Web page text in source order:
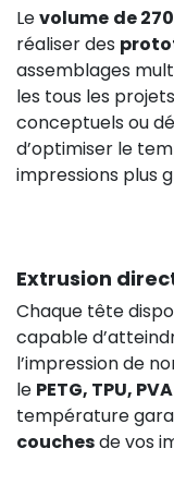
Levolume de
réaliser des
assemblages
les tous les
conceptuels ou
d’optimiser le
impressions plus
Extrusion
Chaque tête
capable
l’impression de
le PETG, TPU,
température
couchesde vos